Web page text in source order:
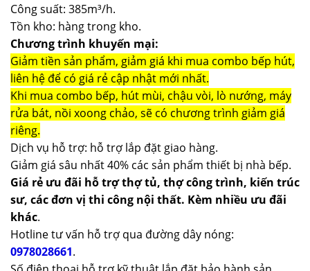
Công suất: 385m³/h.
Tồn kho: hàng trong kho.
Chương trình khuyến mại:
Giảm tiền sản phẩm, giảm giá khi mua combo bếp hút,
liên hệ để có giá rẻ cập nhật mới nhất.
Khi mua combo bếp, hút mùi, chậu vòi, lò nướng, máy
rửa bát, nồi xoong chảo, sẽ có chương trình giảm giá
riêng.
Dịch vụ hỗ trợ: hỗ trợ lắp đặt giao hàng.
Giảm giá sâu nhất 40% các sản phẩm thiết bị nhà bếp.
Giá rẻ ưu đãi hỗ trợ thợ tủ, thợ công trình, kiến trúc
sư, các đơn vị thi công nội thất. Kèm nhiều ưu đãi
khác.
Hotline tư vấn hỗ trợ qua đường dây nóng:
0978028661.